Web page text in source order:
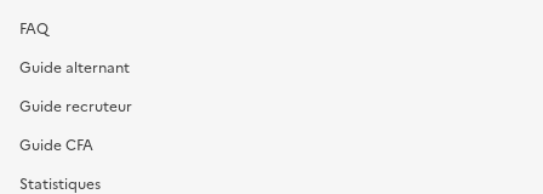
FAQ
Guide alternant
Guide recruteur
Guide CFA
Statistiques